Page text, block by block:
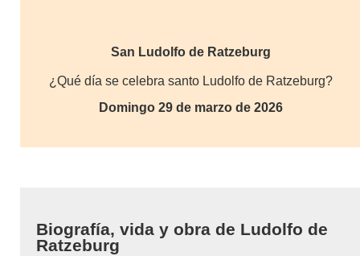
San Ludolfo de Ratzeburg
¿Qué día se celebra santo Ludolfo de Ratzeburg?
Domingo 29 de marzo de 2026
Biografía, vida y obra de Ludolfo de
Ratzeburg